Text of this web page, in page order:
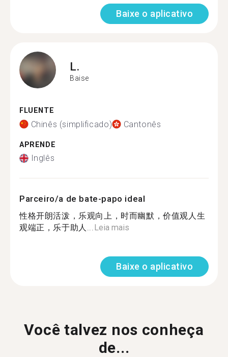
Baixe o aplicativo
L.
Baise
FLUENTE
Chinês (simplificado) Cantonês
APRENDE
Inglês
Parceiro/a de bate-papo ideal
性格开朗活泼，乐观向上，时而幽默，价值观人生
观端正，乐于助人...Leia mais
Baixe o aplicativo
Você talvez nos conheça
de...